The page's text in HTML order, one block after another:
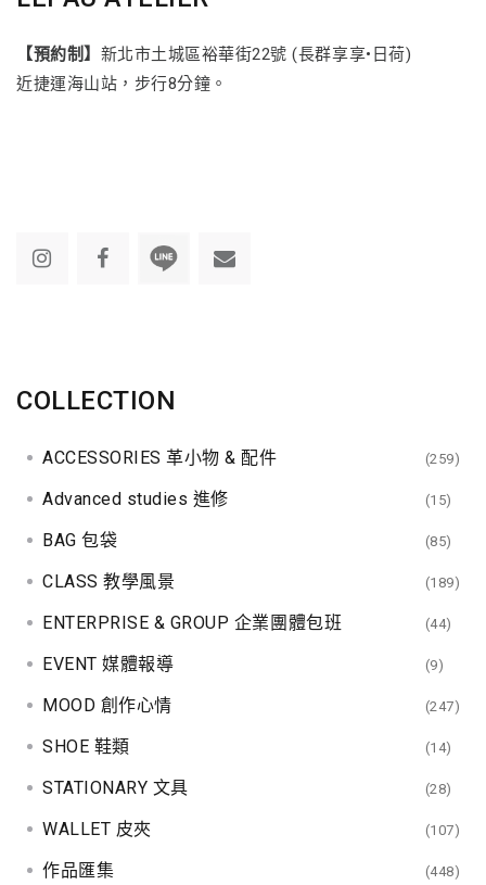
【預約制】 新北市土城區裕華街22號 (長群享享•日荷)
近捷運海山站，步行8分鐘。
COLLECTION
ACCESSORIES 革小物 & 配件 (259)
Advanced studies 進修 (15)
BAG 包袋 (85)
CLASS 教學風景 (189)
ENTERPRISE & GROUP 企業團體包班 (44)
EVENT 媒體報導 (9)
MOOD 創作心情 (247)
SHOE 鞋類 (14)
STATIONARY 文具 (28)
WALLET 皮夾 (107)
作品匯集 (448)